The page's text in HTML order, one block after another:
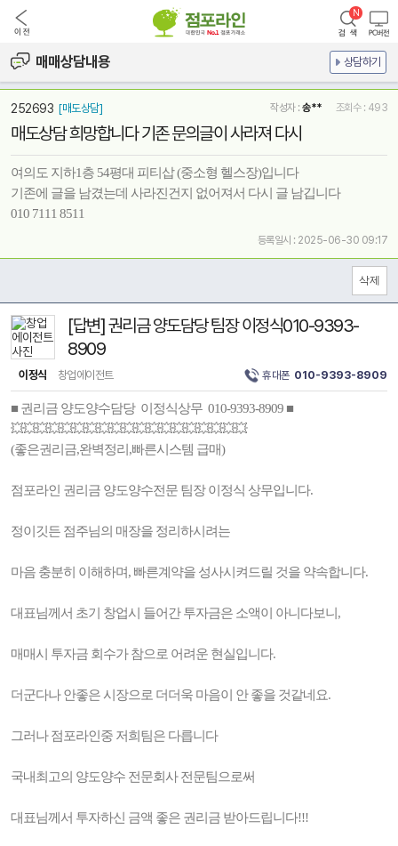
매매상담내용 상담하기
252693 [매도상담] 작성자 : 송** 조회수 : 493
매도상담 희망합니다 기존 문의글이 사라져 다시
여의도 지하1층 54평대 피티삽 (중소형 헬스장)입니다
기존에 글을 남겼는데 사라진건지 없어져서 다시 글 남깁니다
010 7111 8511
등록일시 : 2025-06-30 09:17
[답변] 권리금 양도담당 팀장 이정식010-9393-
8909
이정식 창업에이전트 휴대폰 010-9393-8909
■ 권리금 양도양수담당 이정식상무 010-9393-8909 ■
💥💥💥💥💥💥💥💥💥💥💥💥💥💥💥💥💥💥💥
(좋은권리금,완벽정리,빠른시스템 급매)
점포라인 권리금 양도양수전문 팀장 이정식 상무입니다.
정이깃든 점주님의 매장을 정리하시려는
마음 충분히 이해하며, 빠른계약을 성사시켜드릴 것을 약속합니다.
대표님께서 초기 창업시 들어간 투자금은 소액이 아니다보니,
매매시 투자금 회수가 참으로 어려운 현실입니다.
더군다나 안좋은 시장으로 더더욱 마음이 안 좋을 것같네요.
그러나 점포라인중 저희팀은 다릅니다
국내최고의 양도양수 전문회사 전문팀으로써
대표님께서 투자하신 금액 좋은 권리금 받아드립니다!!!